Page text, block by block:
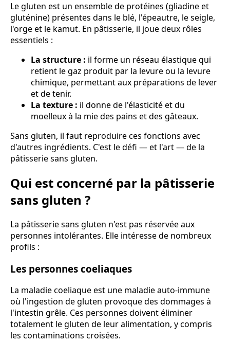
Le gluten est un ensemble de protéines (gliadine et
gluténine) présentes dans le blé, l'épeautre, le seigle,
l'orge et le kamut. En pâtisserie, il joue deux rôles
essentiels :
La structure : il forme un réseau élastique qui
retient le gaz produit par la levure ou la levure
chimique, permettant aux préparations de lever
et de tenir.
La texture : il donne de l'élasticité et du
moelleux à la mie des pains et des gâteaux.
Sans gluten, il faut reproduire ces fonctions avec
d'autres ingrédients. C'est le défi — et l'art — de la
pâtisserie sans gluten.
Qui est concerné par la pâtisserie
sans gluten ?
La pâtisserie sans gluten n'est pas réservée aux
personnes intolérantes. Elle intéresse de nombreux
profils :
Les personnes coeliaques
La maladie coeliaque est une maladie auto-immune
où l'ingestion de gluten provoque des dommages à
l'intestin grêle. Ces personnes doivent éliminer
totalement le gluten de leur alimentation, y compris
les contaminations croisées.